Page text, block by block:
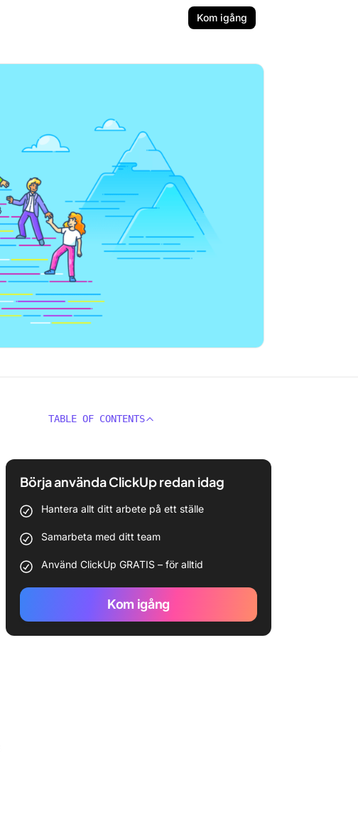
Kom igång
TABLE OF CONTENTS
Börja använda ClickUp redan idag
Hantera allt ditt arbete på ett ställe
Samarbeta med ditt team
Använd ClickUp GRATIS – för alltid
Kom igång